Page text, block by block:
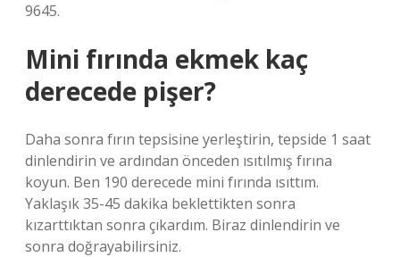
9645.
Mini fırında ekmek kaç
derecede pişer?
Daha sonra fırın tepsisine yerleştirin, tepside 1 saat
dinlendirin ve ardından önceden ısıtılmış fırına
koyun. Ben 190 derecede mini fırında ısıttım.
Yaklaşık 35-45 dakika beklettikten sonra
kızarttıktan sonra çıkardım. Biraz dinlendirin ve
sonra doğrayabilirsiniz.